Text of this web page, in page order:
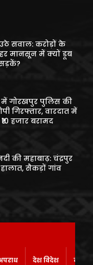
सवाल: करोड़ों के
मानसून में क्यों डूब
गोरखपुर पुलिस की
गिरफ्तार, वारदात में
हजार बरामद
की महाबाढ़: चंद्रपुर
सैकड़ों गांव
देश विदेश